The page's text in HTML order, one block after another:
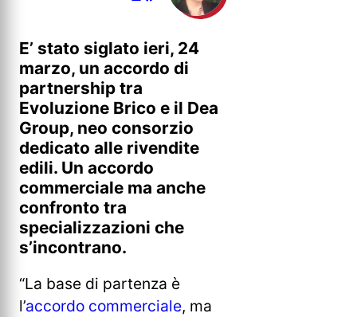
E’ stato siglato ieri, 24
marzo, un accordo di
partnership tra
Evoluzione Brico e il Dea
Group, neo consorzio
dedicato alle rivendite
edili. Un accordo
commerciale ma anche
confronto tra
specializzazioni che
s’incontrano.
“La base di partenza è
l’accordo commerciale, ma